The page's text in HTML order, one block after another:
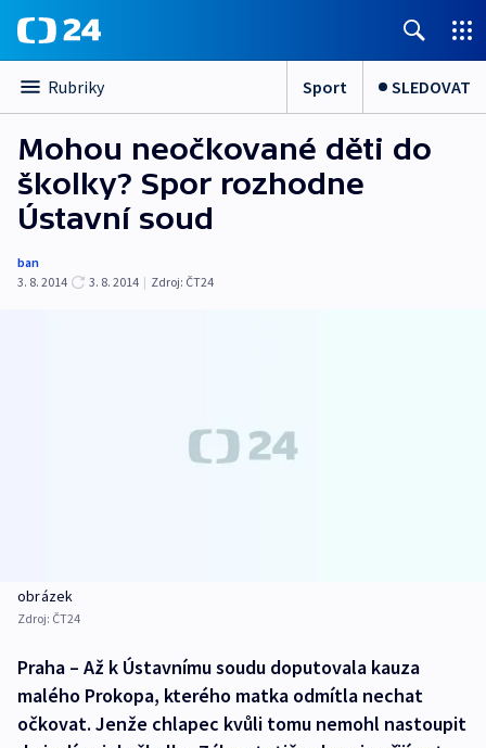
Rubriky Sport SLEDOVAT
Mohou neočkované děti do
školky? Spor rozhodne
Ústavní soud
ban
3. 8. 2014
3. 8. 2014 | Zdroj: ČT24
obrázek
Zdroj: ČT24
Praha – Až k Ústavnímu soudu doputovala kauza
malého Prokopa, kterého matka odmítla nechat
očkovat. Jenže chlapec kvůli tomu nemohl nastoupit